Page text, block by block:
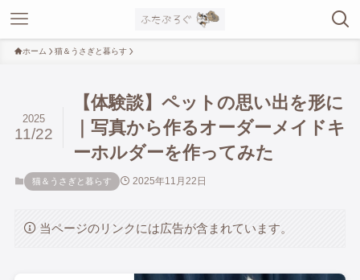
ホーム 猫＆うさぎと暮らす
【体験談】ペットの思い出を形に
｜写真から作るオーダーメイドキ
ーホルダーを作ってみた
2025
11/22
猫＆うさぎと暮らす 2025年11月22日
当ページのリンクには広告が含まれています。